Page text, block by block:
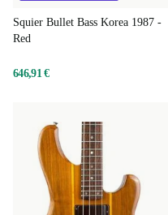
Squier Bullet Bass Korea 1987 -
Red
646,91 €